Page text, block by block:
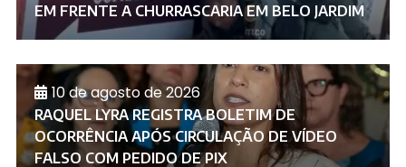
EM FRENTE A CHURRASCARIA EM BELO JARDIM
10 de agosto de 2026
RAQUEL LYRA REGISTRA BOLETIM DE
OCORRÊNCIA APÓS CIRCULAÇÃO DE VÍDEO
FALSO COM PEDIDO DE PIX